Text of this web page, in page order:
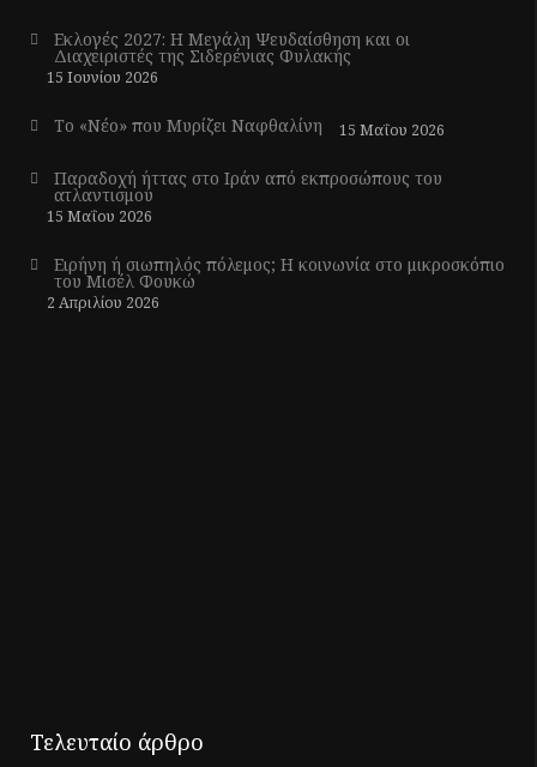
Εκλογές 2027: Η Μεγάλη Ψευδαίσθηση και οι
Διαχειριστές της Σιδερένιας Φυλακής
15 Ιουνίου 2026
Το «Νέο» που Μυρίζει Ναφθαλίνη 15 Μαΐου 2026
Παραδοχή ήττας στο Ιράν από εκπροσώπους του
ατλαντισμού
15 Μαΐου 2026
Ειρήνη ή σιωπηλός πόλεμος; Η κοινωνία στο μικροσκόπιο
του Μισέλ Φουκώ
2 Απριλίου 2026
Τελευταίο άρθρο